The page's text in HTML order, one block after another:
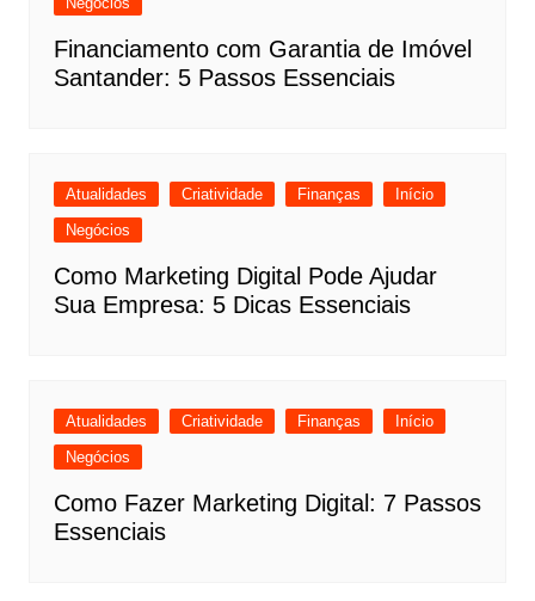
Financiamento com Garantia de Imóvel
Santander: 5 Passos Essenciais
Atualidades Criatividade Finanças
Início
Negócios
Como Marketing Digital Pode Ajudar
Sua Empresa: 5 Dicas Essenciais
Atualidades Criatividade Finanças
Início
Negócios
Como Fazer Marketing Digital: 7 Passos
Essenciais